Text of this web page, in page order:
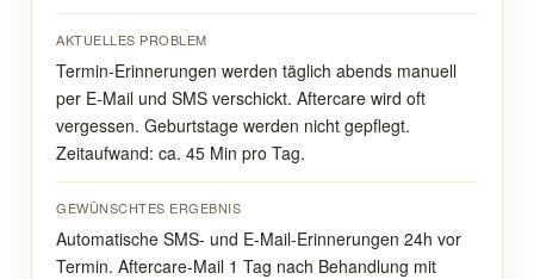
AKTUELLES PROBLEM
Termin-Erinnerungen werden täglich abends manuell
per E-Mail und SMS verschickt. Aftercare wird oft
vergessen. Geburtstage werden nicht gepflegt.
Zeitaufwand: ca. 45 Min pro Tag.
GEWÜNSCHTES ERGEBNIS
Automatische SMS- und E-Mail-Erinnerungen 24h vor
Termin. Aftercare-Mail 1 Tag nach Behandlung mit